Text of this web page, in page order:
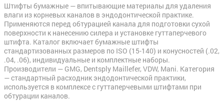
Штифты бумажные — впитывающие материалы для удаления
влаги из корневых каналов в эндодонтической практике.
Применяются перед обтурацией канала для подготовки сухой
поверхности к нанесению силера и установке гуттаперчевого
штифта. Каталог включает бумажные штифты
стандартизованных размеров по ISO (15-140) и конусностей (.02,
.04, .06), индивидуальные и комплектные наборы.
Производители — GMG, Dentsply Maillefer, VDW, Mani. Категория
— стандартный расходник эндодонтической практики,
используется в комплексе с гуттаперчевыми штифтами при
обтурации каналов.